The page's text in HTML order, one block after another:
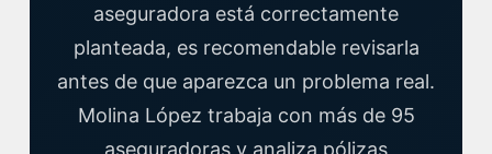
aseguradora está correctamente
planteada, es recomendable revisarla
antes de que aparezca un problema real.
Molina López trabaja con más de 95
aseguradoras y analiza pólizas